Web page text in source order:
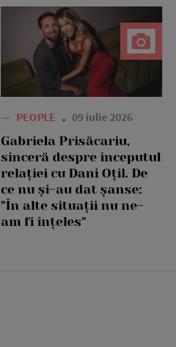
— PEOPLE 09 iulie 2026
Gabriela Prisăcariu,
sinceră despre începutul
relației cu Dani Oțil. De
ce nu și-au dat șanse:
"În alte situații nu ne-
am fi înțeles"